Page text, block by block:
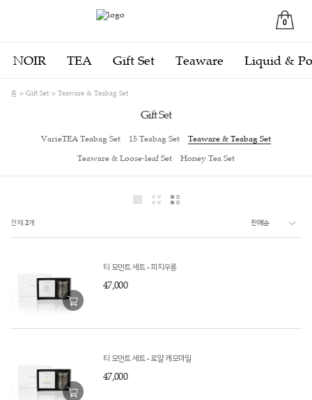
0
NOIR TEA Gift Set Teaware Liquid &
홈 Gift Set Teaware & Teabag Set
Gift Set
VarieTEA Teabag Set 15 Teabag Set
Teaware & Teabag Set
Teaware & Loose-leaf Set
Honey Tea Set
전체 2개
티 모먼트 세트 - 피치우롱
47,000
티 모먼트 세트 - 로얄 캐모마일
47,000